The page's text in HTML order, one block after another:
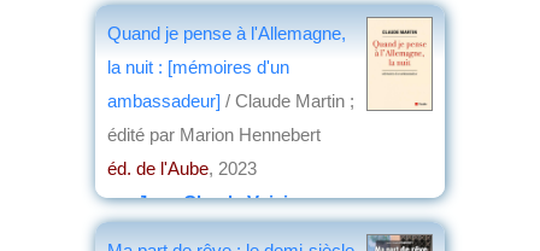
Quand je pense à l'Allemagne,
la nuit : [mémoires d'un
ambassadeur] / Claude Martin ;
édité par Marion Hennebert
éd. de l'Aube, 2023
parJean-Claude Voisin